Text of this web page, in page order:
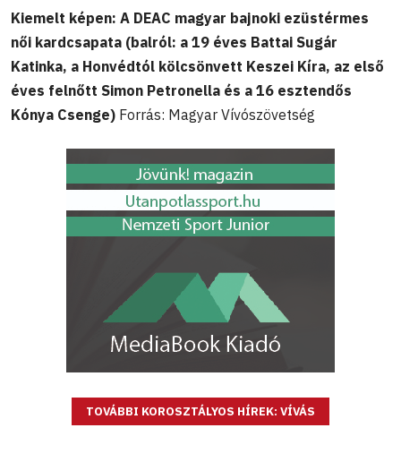
Kiemelt képen: A DEAC magyar bajnoki ezüstérmes
női kardcsapata (balról: a 19 éves Battai Sugár
Katinka, a Honvédtól kölcsönvett Keszei Kíra, az első
éves felnőtt Simon Petronella és a 16 esztendős
Kónya Csenge) Forrás: Magyar Vívószövetség
TOVÁBBI KOROSZTÁLYOS HÍREK: VÍVÁS